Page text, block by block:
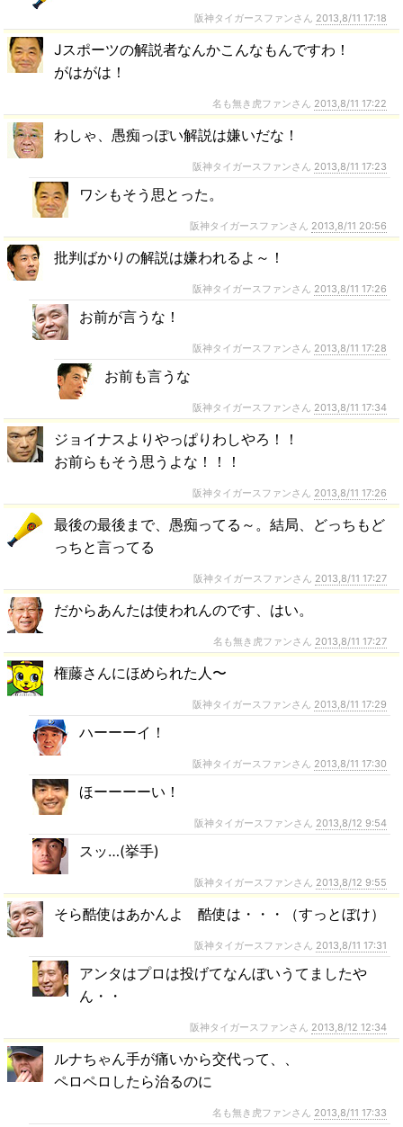
阪神タイガースファンさん 2013,8/11 17:18
Jスポーツの解説者なんかこんなもんですわ！
がはがは！
名も無き虎ファンさん 2013,8/11 17:22
わしゃ、愚痴っぽい解説は嫌いだな！
阪神タイガースファンさん 2013,8/11 17:23
ワシもそう思とった。
阪神タイガースファンさん 2013,8/11 20:56
批判ばかりの解説は嫌われるよ～！
阪神タイガースファンさん 2013,8/11 17:26
お前が言うな！
阪神タイガースファンさん 2013,8/11 17:28
お前も言うな
阪神タイガースファンさん 2013,8/11 17:34
ジョイナスよりやっぱりわしやろ！！
お前らもそう思うよな！！！
阪神タイガースファンさん 2013,8/11 17:26
最後の最後まで、愚痴ってる～。結局、どっちもど
っちと言ってる
阪神タイガースファンさん 2013,8/11 17:27
だからあんたは使われんのです、はい。
名も無き虎ファンさん 2013,8/11 17:27
権藤さんにほめられた人〜
阪神タイガースファンさん 2013,8/11 17:29
ハーーーイ！
阪神タイガースファンさん 2013,8/11 17:30
ほーーーーい！
阪神タイガースファンさん 2013,8/12 9:54
スッ…(挙手)
阪神タイガースファンさん 2013,8/12 9:55
そら酷使はあかんよ 酷使は・・・（すっとぼけ）
阪神タイガースファンさん 2013,8/11 17:31
アンタはプロは投げてなんぼいうてましたや
ん・・
阪神タイガースファンさん 2013,8/12 12:34
ルナちゃん手が痛いから交代って、、
ペロペロしたら治るのに
名も無き虎ファンさん 2013,8/11 17:33